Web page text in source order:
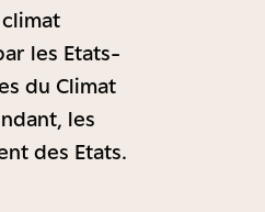
les Etats-
du Climat
les
des Etats.